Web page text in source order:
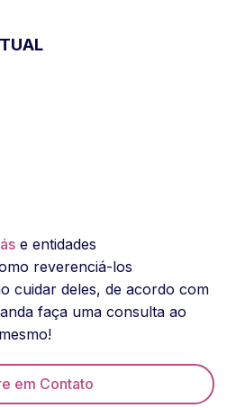
e entidades
reverenciá-los
cuidar deles, de acordo com
faça uma consulta ao
em Contato